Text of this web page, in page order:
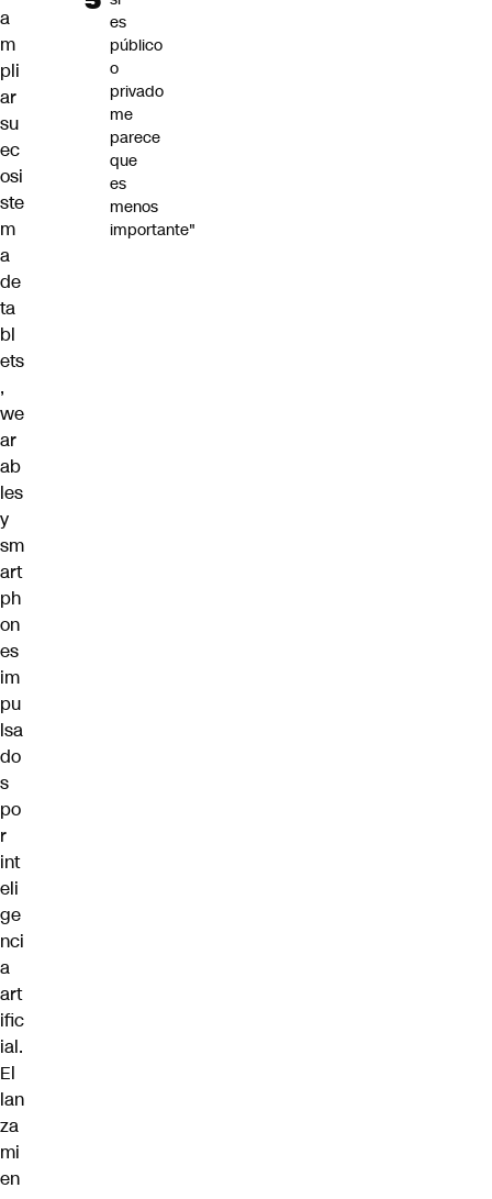
a
m
pli
ar
su
ec
osi
ste
m
a
de
ta
bl
ets
,
we
ar
ab
les
y
sm
art
ph
on
es
im
pu
lsa
do
s
po
r
int
eli
ge
nci
a
art
ific
ial.
El
lan
za
mi
en
es
público
o
privado
me
parece
que
es
menos
importante"